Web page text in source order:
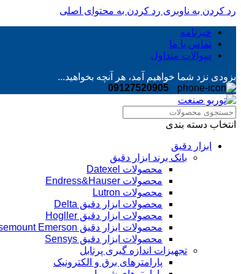
رد کردن به ناوبری رد کردن به محتوای اصلی
خبرنامه
تماس با ما
سوالات متداول
بزودی نزد شما خواهیم آمد، هر آنچه بخواهید...
09127520905
انتخاب دسته بندی
ابزار دقیق
بانک برند ابزار دقیق
محصولات Datexel
محصولات Endress&Hauser
محصولات Lutron
محصولات ابزار دقیق Delta
محصولات ابزار دقیق Hogller
محصولات ابزار دقیق Rosemount Emerson
محصولات ابزار دقیق Sensys
تجهیزات اندازه گیری پرتابل
پارامترهای برق و الکترونیک